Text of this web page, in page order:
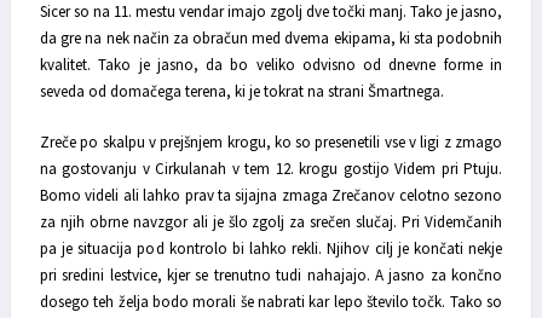
Sicer so na 11. mestu vendar imajo zgolj dve točki manj. Tako je jasno,
da gre na nek način za obračun med dvema ekipama, ki sta podobnih
kvalitet. Tako je jasno, da bo veliko odvisno od dnevne forme in
seveda od domačega terena, ki je tokrat na strani Šmartnega.
Zreče po skalpu v prejšnjem krogu, ko so presenetili vse v ligi z zmago
na gostovanju v Cirkulanah v tem 12. krogu gostijo Videm pri Ptuju.
Bomo videli ali lahko prav ta sijajna zmaga Zrečanov celotno sezono
za njih obrne navzgor ali je šlo zgolj za srečen slučaj. Pri Videmčanih
pa je situacija pod kontrolo bi lahko rekli. Njihov cilj je končati nekje
pri sredini lestvice, kjer se trenutno tudi nahajajo. A jasno za končno
dosego teh želja bodo morali še nabrati kar lepo število točk. Tako so